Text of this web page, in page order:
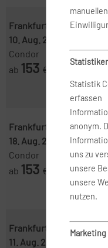
Frankfurt ( FRA )-Jerez
10. Aug. 2026
Condor
ab 153 €
Frankfurt ( FRA )-Jerez
18. Aug. 2026
18. Aug.
Condor
ab 153 €
Frankfurt ( FRA )
Jerez
11. Aug. 2026
18. Aug.
manuellen
Statistik
erfassen
anonym.
uns zu
unsere
unsere
nutzen.
Marketing